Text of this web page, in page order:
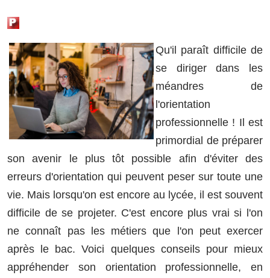
Qu'il paraît difficile de
se diriger dans les
méandres de
l'orientation
professionnelle ! Il est
primordial de préparer
son avenir le plus tôt possible afin d'éviter des
erreurs d'orientation qui peuvent peser sur toute une
vie. Mais lorsqu'on est encore au lycée, il est souvent
difficile de se projeter. C'est encore plus vrai si l'on
ne connaît pas les métiers que l'on peut exercer
après le bac. Voici quelques conseils pour mieux
appréhender son orientation professionnelle, en